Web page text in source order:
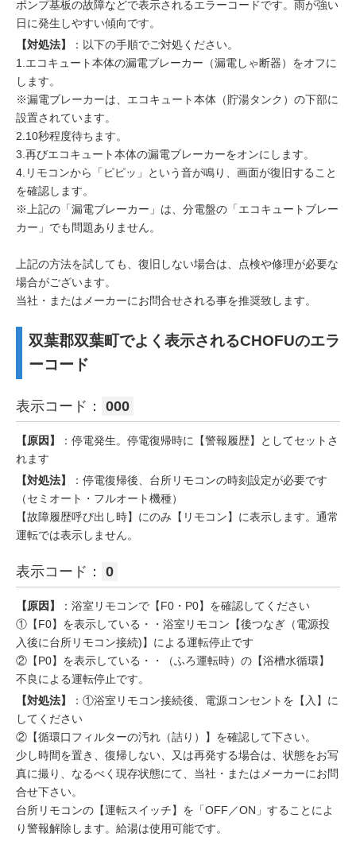
ポンプ基板の故障などで表示されるエラーコードです。雨が強い
日に発生しやすい傾向です。
【対処法】
：以下の手順でご対処ください。
1.エコキュート本体の漏電ブレーカー（漏電しゃ断器）をオフに
します。
※漏電ブレーカーは、エコキュート本体（貯湯タンク）の下部に
設置されています。
2.10秒程度待ちます。
3.再びエコキュート本体の漏電ブレーカーをオンにします。
4.リモコンから「ピピッ」という音が鳴り、画面が復旧すること
を確認します。
※上記の「漏電ブレーカー」は、分電盤の「エコキュートブレー
カー」でも問題ありません。
上記の方法を試しても、復旧しない場合は、点検や修理が必要な
場合がございます。
当社・またはメーカーにお問合せされる事を推奨致します。
双葉郡双葉町でよく表示されるCHOFUのエラ
ーコード
表示コード： 000
【原因】
：停電発生。停電復帰時に【警報履歴】としてセットさ
れます
【対処法】
：停電復帰後、台所リモコンの時刻設定が必要です
（セミオート・フルオート機種）
【故障履歴呼び出し時】にのみ【リモコン】に表示します。通常
運転では表示しません。
表示コード： 0
【原因】
：浴室リモコンで【F0・P0】を確認してください
①【F0】を表示している・・浴室リモコン【後つなぎ（電源投
入後に台所リモコン接続)】による運転停止です
②【P0】を表示している・・（ふろ運転時）の【浴槽水循環】
不良による運転停止です。
【対処法】
：①浴室リモコン接続後、電源コンセントを【入】に
してください
②【循環口フィルターの汚れ（詰り）】を確認して下さい。
少し時間を置き、復帰しない、又は再発する場合は、状態をお写
真に撮り、なるべく現存状態にて、当社・またはメーカーにお問
合せ下さい。
台所リモコンの【運転スイッチ】を「OFF／ON」することによ
り警報解除します。給湯は使用可能です。